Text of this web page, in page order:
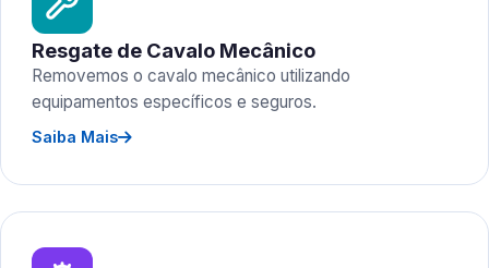
Resgate de Cavalo Mecânico
Removemos o cavalo mecânico utilizando
equipamentos específicos e seguros.
Saiba Mais